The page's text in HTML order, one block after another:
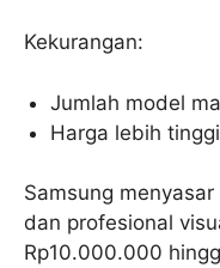
Kekurangan:
Jumlah model
Harga lebih
Samsung
dan profesional
Rp10.000.000